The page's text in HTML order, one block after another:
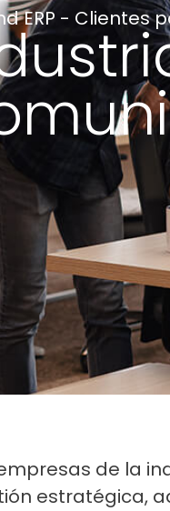
ERP - Clientes
de la
estratégica,